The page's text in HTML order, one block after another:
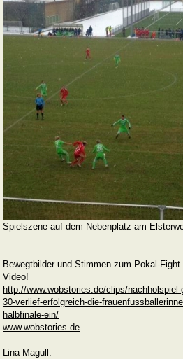
Spielszene auf dem Nebenplatz am
Bewegtbilder und Stimmen zum Pokal-
Video!
http://www.wobstories.de/clips/
30-verlief-erfolgreich-die-
halbfinale-ein/
www.wobstories.de
Lina